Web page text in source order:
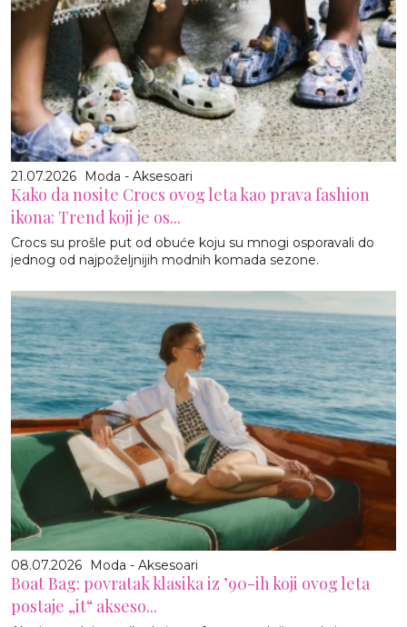
21.07.2026 Moda - Aksesoari
Kako da nosite Crocs ovog leta kao prava fashion
ikona: Trend koji je os...
Crocs su prošle put od obuće koju su mnogi osporavali do
jednog od najpoželjnijih modnih komada sezone.
08.07.2026 Moda - Aksesoari
Boat Bag: povratak klasika iz ’90-ih koji ovog leta
postaje „it“ akseso...